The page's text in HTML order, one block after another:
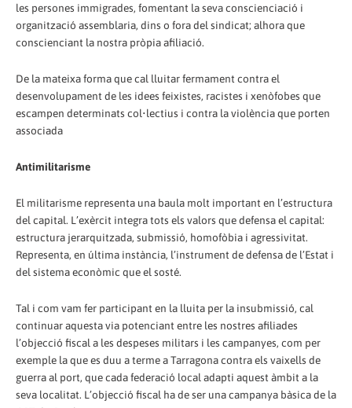
les persones immigrades, fomentant la seva conscienciació i
organització assemblaria, dins o fora del sindicat; alhora que
conscienciant la nostra pròpia afiliació.
De la mateixa forma que cal lluitar fermament contra el
desenvolupament de les idees feixistes, racistes i xenòfobes que
escampen determinats col•lectius i contra la violència que porten
associada
Antimilitarisme
El militarisme representa una baula molt important en l’estructura
del capital. L’exèrcit integra tots els valors que defensa el capital:
estructura jerarquitzada, submissió, homofòbia i agressivitat.
Representa, en última instància, l’instrument de defensa de l’Estat i
del sistema econòmic que el sosté.
Tal i com vam fer participant en la lluita per la insubmissió, cal
continuar aquesta via potenciant entre les nostres afiliades
l’objecció fiscal a les despeses militars i les campanyes, com per
exemple la que es duu a terme a Tarragona contra els vaixells de
guerra al port, que cada federació local adapti aquest àmbit a la
seva localitat. L’objecció fiscal ha de ser una campanya bàsica de la